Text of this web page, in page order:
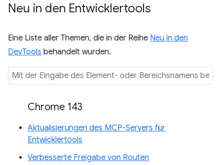
Neu in den Entwicklertools
Eine Liste aller Themen, die in der Reihe Neu in den
DevTools behandelt wurden.
Chrome 143
Aktualisierungen des MCP-Servers für
Entwicklertools
Verbesserte Freigabe von Routen